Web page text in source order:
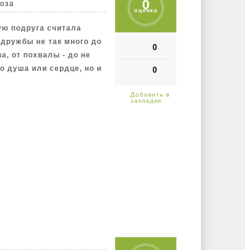
0
оценка
0
0
подруга считала
не так много до
от похвалы - до не
душа или сердце, но и